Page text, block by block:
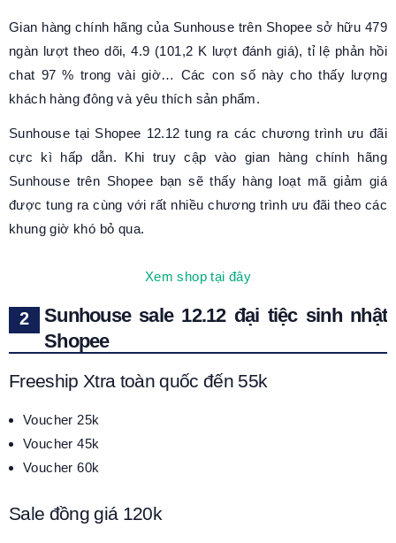
Gian hàng chính hãng của Sunhouse trên Shopee sở hữu 479
ngàn lượt theo dõi, 4.9 (101,2 K lượt đánh giá), tỉ lệ phản hồi
chat 97 % trong vài giờ… Các con số này cho thấy lượng
khách hàng đông và yêu thích sản phẩm.
Sunhouse tại Shopee 12.12 tung ra các chương trình ưu đãi
cực kì hấp dẫn. Khi truy cập vào gian hàng chính hãng
Sunhouse trên Shopee bạn sẽ thấy hàng loạt mã giảm giá
được tung ra cùng với rất nhiều chương trình ưu đãi theo các
khung giờ khó bỏ qua.
Xem shop tại đây
Sunhouse sale 12.12 đại tiệc sinh nhật
Shopee
Freeship Xtra toàn quốc đến 55k
Voucher 25k
Voucher 45k
Voucher 60k
Sale đồng giá 120k